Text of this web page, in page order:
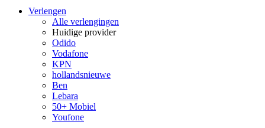
Verlengen
Alle verlengingen
Huidige provider
Odido
Vodafone
KPN
hollandsnieuwe
Ben
Lebara
50+ Mobiel
Youfone